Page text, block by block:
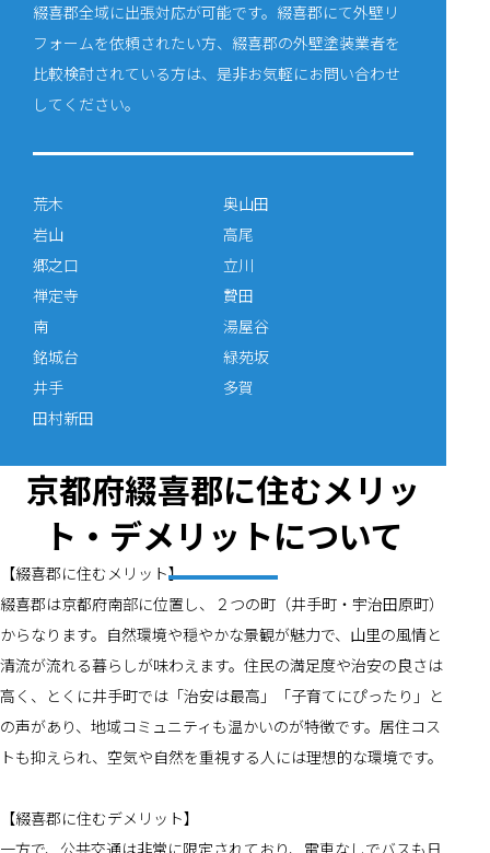
綴喜郡全域に出張対応が可能です。綴喜郡にて外壁リ
フォームを依頼されたい方、綴喜郡の外壁塗装業者を
比較検討されている方は、是非お気軽にお問い合わせ
してください。
荒木
岩山
奥山田
高尾
郷之口
禅定寺
立川
贄田
南
銘城台
湯屋谷
緑苑坂
井手
多賀
田村新田
京都府綴喜郡に住むメリッ
ト・デメリットについて
【綴喜郡に住むメリット】
綴喜郡は京都府南部に位置し、２つの町（井手町・宇治田原町）
からなります。自然環境や穏やかな景観が魅力で、山里の風情と
清流が流れる暮らしが味わえます。住民の満足度や治安の良さは
高く、とくに井手町では「治安は最高」「子育てにぴったり」と
の声があり、地域コミュニティも温かいのが特徴です。居住コス
トも抑えられ、空気や自然を重視する人には理想的な環境です。
【綴喜郡に住むデメリット】